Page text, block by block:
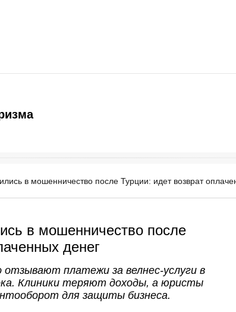
в мошенничество после Турции: идет возврат
в мошенничество после
денег
платежи за велнес-услуги в
Клиники теряют доходы, а юристы
для защиты бизнеса.